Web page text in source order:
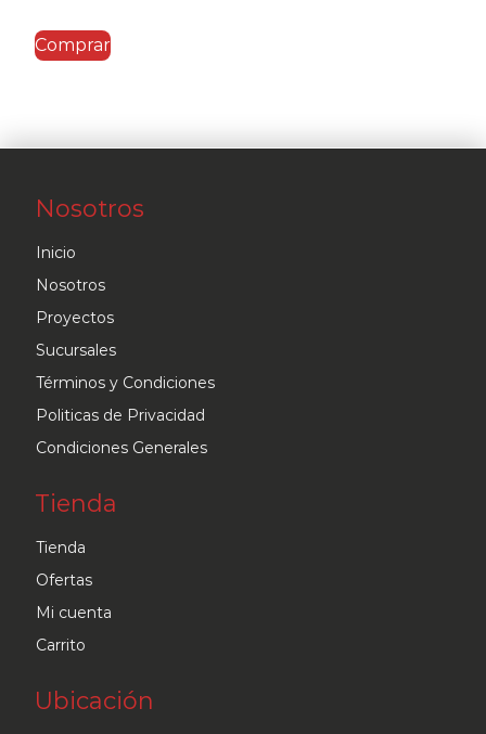
Comprar
Nosotros
Inicio
Nosotros
Proyectos
Sucursales
Términos y Condiciones
Politicas de Privacidad
Condiciones Generales
Tienda
Tienda
Ofertas
Mi cuenta
Carrito
Ubicación